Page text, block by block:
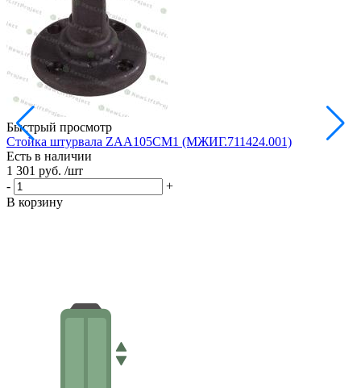
Быстрый просмотр
Стойка штурвала ZAA105CM1 (МЖИГ.711424.001)
Есть в наличии
1 301 руб. /шт
-
+
В корзину